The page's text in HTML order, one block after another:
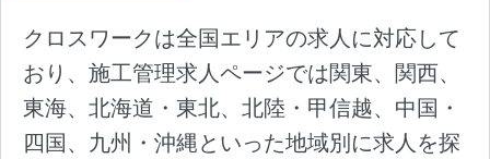
クロスワークは全国エリアの求人に対応して
おり、施工管理求人ページでは関東、関西、
東海、北海道・東北、北陸・甲信越、中国・
四国、九州・沖縄といった地域別に求人を探